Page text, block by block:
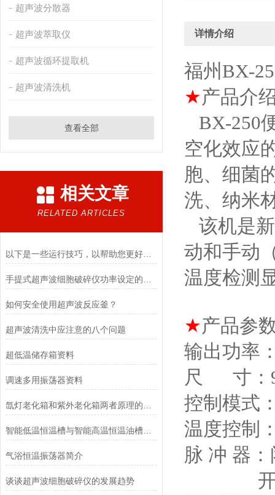
超声波分散器
超声波萃取仪
超声波循环提取机
超声波清洗机
查看全部
相关文章
RELATED ARTICLES
以下是一些运行技巧，以帮助您更好地使用手提式超声波细胞破碎仪
如何安全使用超声波反应釜？
超声波清洗中应注意的八个问题
超低温储存箱资料
调速多用振荡器资料
智能低温恒温槽与智能高温恒温油槽有哪些区别?
气浴恒温振荡器简介
谈谈超声波细胞破碎仪的发展趋势
详情介绍
福州BX-
★产品介
BX-250
空化效应
胞、细菌
洗、纳米
该机是
动和手动
温度检测
★产品参
输出功率
尺 寸：
控制模式
温度控制
脉 冲 器
开循